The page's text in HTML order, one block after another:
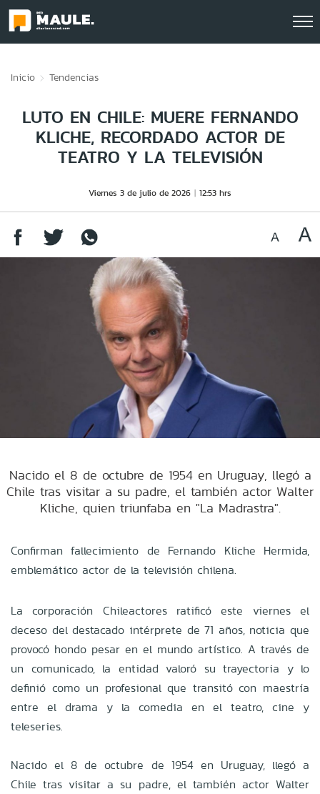
Inicio Tendencias
LUTO EN CHILE: MUERE FERNANDO
KLICHE, RECORDADO ACTOR DE
TEATRO Y LA TELEVISIÓN
Viernes 3 de julio de 2026 12:53 hrs
Nacido el 8 de octubre de 1954 en Uruguay, llegó a
Chile tras visitar a su padre, el también actor Walter
Kliche, quien triunfaba en "La Madrastra".
Confirman fallecimiento de Fernando Kliche Hermida,
emblemático actor de la televisión chilena.
La corporación Chileactores ratificó este viernes el
deceso del destacado intérprete de 71 años, noticia que
provocó hondo pesar en el mundo artístico. A través de
un comunicado, la entidad valoró su trayectoria y lo
definió como un profesional que transitó con maestría
entre el drama y la comedia en el teatro, cine y
teleseries.
Nacido el 8 de octubre de 1954 en Uruguay, llegó a
Chile tras visitar a su padre, el también actor Walter